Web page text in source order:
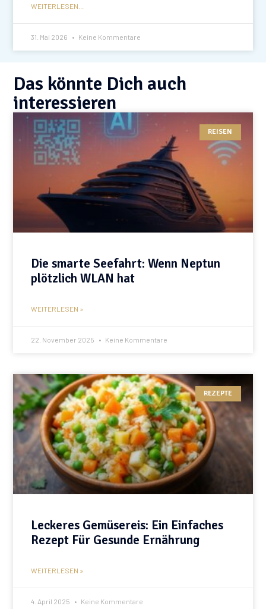
WEITERLESEN...
31. Mai 2026 Keine Kommentare
Das könnte Dich auch
interessieren
REISEN
Die smarte Seefahrt: Wenn Neptun
plötzlich WLAN hat
WEITERLESEN »
22. November 2025 Keine Kommentare
REZEPTE
Leckeres Gemüsereis: Ein Einfaches
Rezept Für Gesunde Ernährung
WEITERLESEN »
4. April 2025 Keine Kommentare